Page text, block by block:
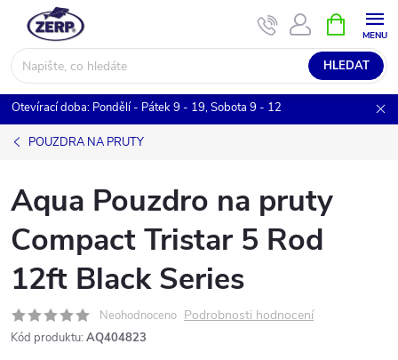
obsah
HLEDAT
NÁKUPNÍ
KOŠÍK
Otevírací doba: Pondělí - Pátek 9 - 19, Sobota 9 - 12
POUZDRA NA PRUTY
Aqua Pouzdro na pruty
Compact Tristar 5 Rod
12ft Black Series
Neohodnoceno Podrobnosti hodnocení
Kód produktu: AQ404823